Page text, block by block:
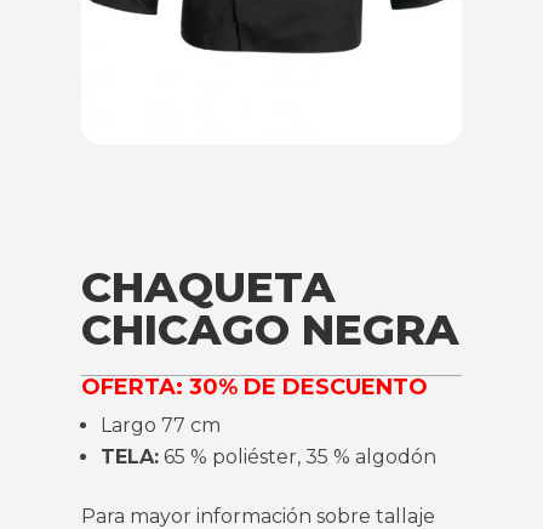
CHAQUETA
CHICAGO NEGRA
OFERTA: 30% DE DESCUENTO
Largo 77 cm
TELA: 65 % poliéster, 35 % algodón
Para mayor información sobre tallaje